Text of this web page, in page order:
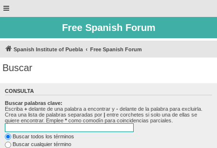
Free Spanish Forum
Spanish Institute of Puebla Free Spanish Forum
Buscar
CONSULTA
Buscar palabras clave:
Escriba + delante de una palabra a encontrar y - delante de la palabra para excluirla.
Crea una lista de palabras separadas por | entre corchetes si solo una de ellas se
quiere encontrar. Emplee * como comodín para coincidencias parciales.
Buscar todos los términos
Buscar cualquier término